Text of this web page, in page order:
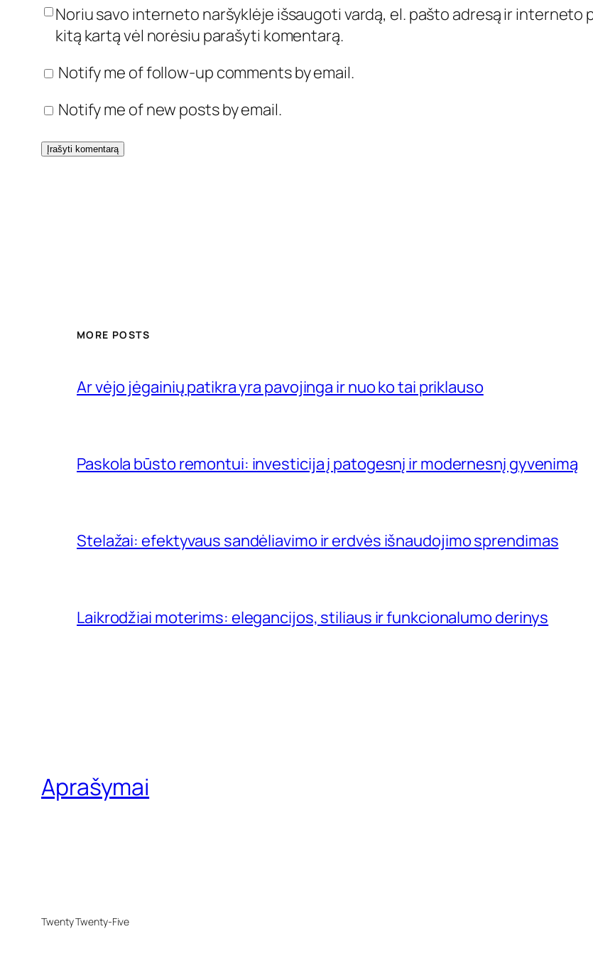
Noriu savo interneto naršyklėje išsaugoti vardą, el. pašto adresą ir interneto
kitą kartą vėl norėsiu parašyti komentarą.
Notify me of follow-up comments by email.
Notify me of new posts by email.
MORE POSTS
Ar vėjo jėgainių patikra yra pavojinga ir nuo ko tai priklauso
Paskola būsto remontui: investicija į patogesnį ir modernesnį gyvenimą
Stelažai: efektyvaus sandėliavimo ir erdvės išnaudojimo sprendimas
Laikrodžiai moterims: elegancijos, stiliaus ir funkcionalumo derinys
Aprašymai
Twenty Twenty-Five